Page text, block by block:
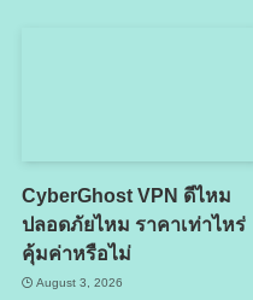
CyberGhost VPN ดีไหม
ปลอดภัยไหม ราคาเท่าไหร่
คุ้มค่าหรือไม่
August 3, 2026